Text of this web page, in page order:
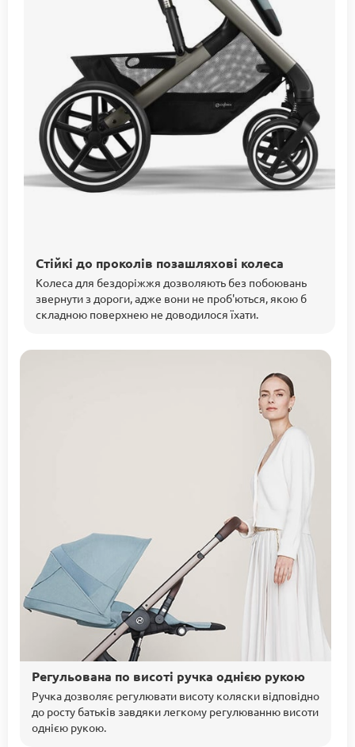
Стійкі до проколів позашляхові колеса
Колеса для бездоріжжя дозволяють без побоювань
звернути з дороги, адже вони не проб'ються, якою б
складною поверхнею не доводилося їхати.
Регульована по висоті ручка однією рукою
Ручка дозволяє регулювати висоту коляски відповідно
до росту батьків завдяки легкому регулюванню висоти
однією рукою.